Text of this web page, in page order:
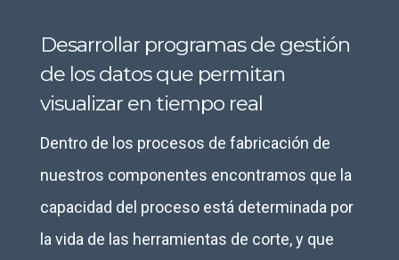
Desarrollar programas de gestión
de los datos que permitan
visualizar en tiempo real
Dentro de los procesos de fabricación de
nuestros componentes encontramos que la
capacidad del proceso está determinada por
la vida de las herramientas de corte, y que